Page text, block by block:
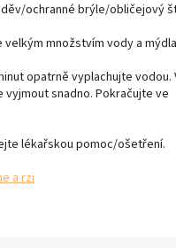
ochranné brýle/obličejový
velkým množstvím vody a
opatrně vyplachujte
snadno. Pokračujte ve
lékařskou pomoc/ošetření.
a rzi